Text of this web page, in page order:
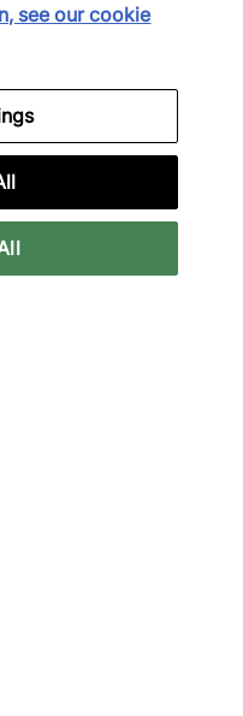
Hoka, Mizuno e molte
see our cookie